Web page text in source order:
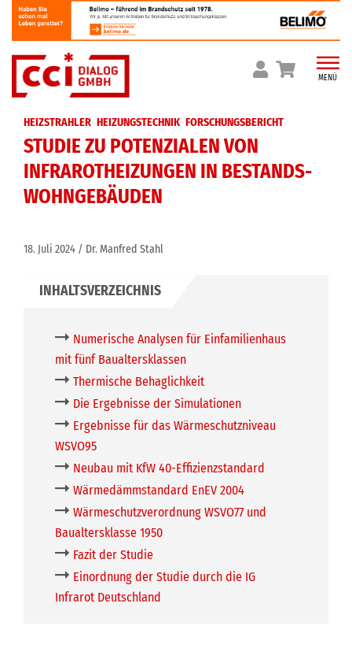
Skip
to
content
MENÜ
HEIZSTRAHLER HEIZUNGSTECHNIK FORSCHUNGSBERICHT
STUDIE ZU POTENZIALEN VON
INFRAROTHEIZUNGEN IN BESTANDS-
WOHNGEBÄUDEN
18. Juli 2024 Dr. Manfred Stahl
Numerische Analysen für Einfamilienhaus
mit fünf Baualtersklassen
Thermische Behaglichkeit
Die Ergebnisse der Simulationen
Ergebnisse für das Wärmeschutzniveau
WSVO95
Neubau mit KfW 40-Effizienzstandard
Wärmedämmstandard EnEV 2004
Wärmeschutzverordnung WSVO77 und
Baualtersklasse 1950
Fazit der Studie
Einordnung der Studie durch die IG
Infrarot Deutschland